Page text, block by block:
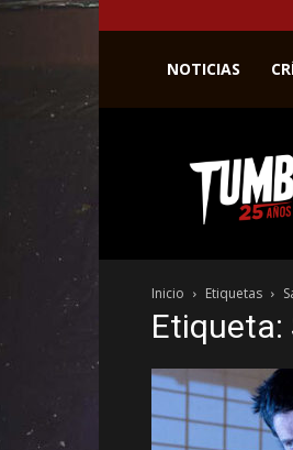
NOTICIAS
web
del
el
género
fantástico.
Inicio Etiquetas
Etiqueta: